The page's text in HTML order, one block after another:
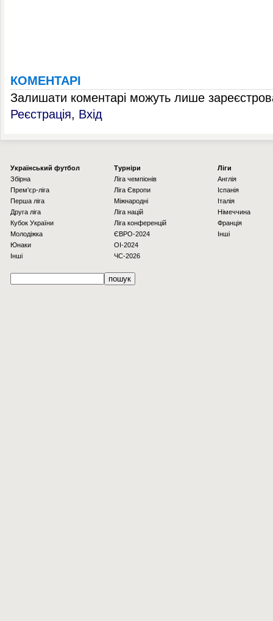
КОМЕНТАРІ
Залишати коментарі можуть лише
Реєстрація, Вхід
Українcький футбол
Збірна
Прем'єр-ліга
Перша ліга
Друга ліга
Кубок України
Молодіжка
Юнаки
Інші
Турніри
Ліга чемпіонів
Ліга Європи
Міжнародні
Ліга націй
Ліга конференцій
ЄВРО-2024
OI-2024
ЧС-2026
Ліги
Англія
Іспанія
Італія
Німеччина
Франція
Інші